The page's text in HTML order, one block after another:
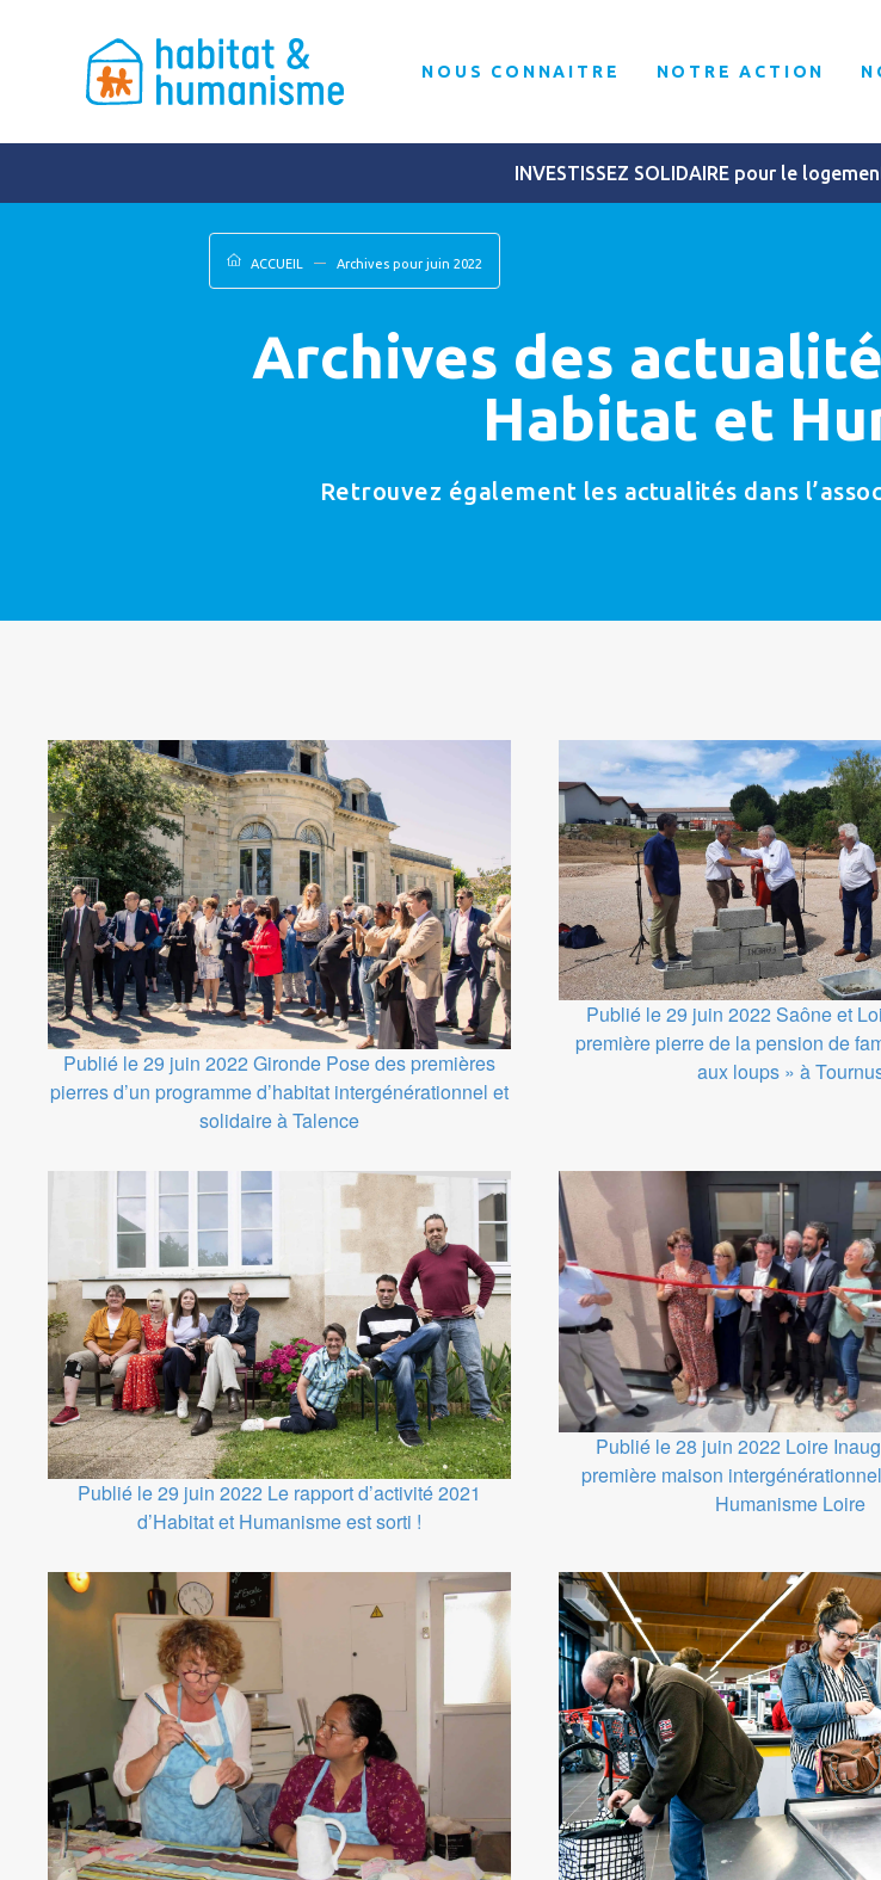
NOUS CONNAITRE NOTRE ACTION
INVESTISSEZ SOLIDAIRE pour le
ACCUEIL Archives pour juin 2022
Archives des
Habitat et
Retrouvez également les actualités dans
Publié le 29 juin 2022 Gironde Pose des premières
pierres d’un programme d’habitat intergénérationnel et
solidaire à Talence
Publié le 29 juin 2022 Saône et
première pierre de la pension de
aux loups » à
Publié le 29 juin 2022 Le rapport d’activité 2021
d’Habitat et Humanisme est sorti !
Publié le 28 juin 2022 Loire
première maison
Humanisme Loire